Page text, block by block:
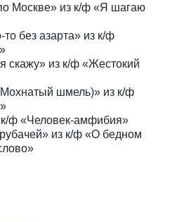
Москве» из к/ф «Я шагаю
без азарта» из к/ф
скажу» из к/ф «Жестокий
шмель)» из к/ф
ф «Человек-амфибия»
из к/ф «О бедном